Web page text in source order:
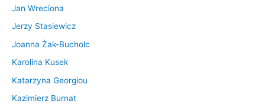
Jan Wreciona
Jerzy Stasiewicz
Joanna Żak-Bucholc
Karolina Kusek
Katarzyna Georgiou
Kazimierz Burnat